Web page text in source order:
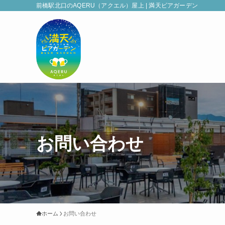
前橋駅北口のAQERU（アクエル）屋上 | 満天ビアガーデン
お問い合わせ
ホーム お問い合わせ